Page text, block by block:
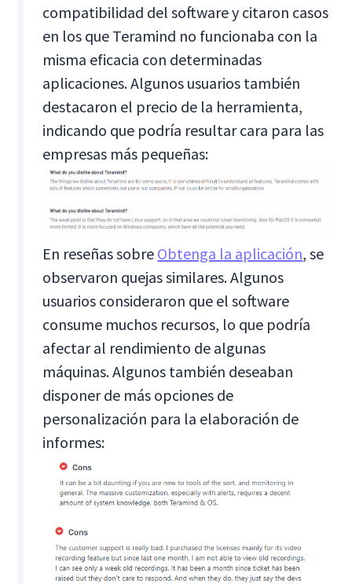
compatibilidad del software y citaron casos
en los que Teramind no funcionaba con la
misma eficacia con determinadas
aplicaciones. Algunos usuarios también
destacaron el precio de la herramienta,
indicando que podría resultar cara para las
empresas más pequeñas:
En reseñas sobre Obtenga la aplicación, se
observaron quejas similares. Algunos
usuarios consideraron que el software
consume muchos recursos, lo que podría
afectar al rendimiento de algunas
máquinas. Algunos también deseaban
disponer de más opciones de
personalización para la elaboración de
informes: